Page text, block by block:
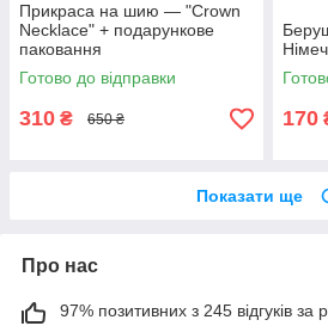
Прикраса на шию — "Crown
Necklace" + подарункове
паковання
Готово до відправки
310 ₴ 650 ₴ 170
Показати ще
Про нас
97% позитивних з 245 відгуків за